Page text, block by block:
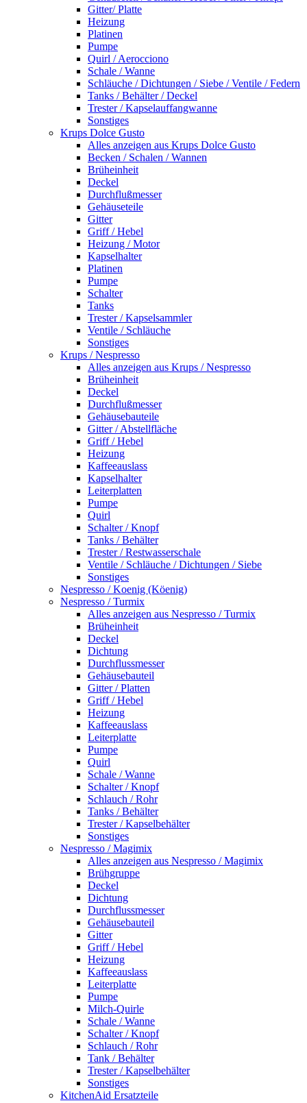
Gitter/ Platte
Heizung
Platinen
Pumpe
Quirl / Aerocciono
Schale / Wanne
Schläuche / Dichtungen / Siebe / Ventile / Federn
Tanks / Behälter / Deckel
Trester / Kapselauffangwanne
Sonstiges
Krups Dolce Gusto
Alles anzeigen aus Krups Dolce Gusto
Becken / Schalen / Wannen
Brüheinheit
Deckel
Durchflußmesser
Gehäuseteile
Gitter
Griff / Hebel
Heizung / Motor
Kapselhalter
Platinen
Pumpe
Schalter
Tanks
Trester / Kapselsammler
Ventile / Schläuche
Sonstiges
Krups / Nespresso
Alles anzeigen aus Krups / Nespresso
Brüheinheit
Deckel
Durchflußmesser
Gehäusebauteile
Gitter / Abstellfläche
Griff / Hebel
Heizung
Kaffeeauslass
Kapselhalter
Leiterplatten
Pumpe
Quirl
Schalter / Knopf
Tanks / Behälter
Trester / Restwasserschale
Ventile / Schläuche / Dichtungen / Siebe
Sonstiges
Nespresso / Koenig (Köenig)
Nespresso / Turmix
Alles anzeigen aus Nespresso / Turmix
Brüheinheit
Deckel
Dichtung
Durchflussmesser
Gehäusebauteil
Gitter / Platten
Griff / Hebel
Heizung
Kaffeeauslass
Leiterplatte
Pumpe
Quirl
Schale / Wanne
Schalter / Knopf
Schlauch / Rohr
Tanks / Behälter
Trester / Kapselbehälter
Sonstiges
Nespresso / Magimix
Alles anzeigen aus Nespresso / Magimix
Brühgruppe
Deckel
Dichtung
Durchflussmesser
Gehäusebauteil
Gitter
Griff / Hebel
Heizung
Kaffeeauslass
Leiterplatte
Pumpe
Milch-Quirle
Schale / Wanne
Schalter / Knopf
Schlauch / Rohr
Tank / Behälter
Trester / Kapselbehälter
Sonstiges
KitchenAid Ersatzteile